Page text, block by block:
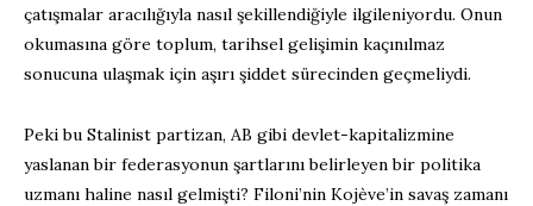
çatışmalar aracılığıyla nasıl şekillendiğiyle ilgileniyordu. Onun
okumasına göre toplum, tarihsel gelişimin kaçınılmaz
sonucuna ulaşmak için aşırı şiddet sürecinden geçmeliydi.
Peki bu Stalinist partizan, AB gibi devlet-kapitalizmine
yaslanan bir federasyonun şartlarını belirleyen bir politika
uzmanı haline nasıl gelmişti? Filoni’nin Kojève’in savaş zamanı